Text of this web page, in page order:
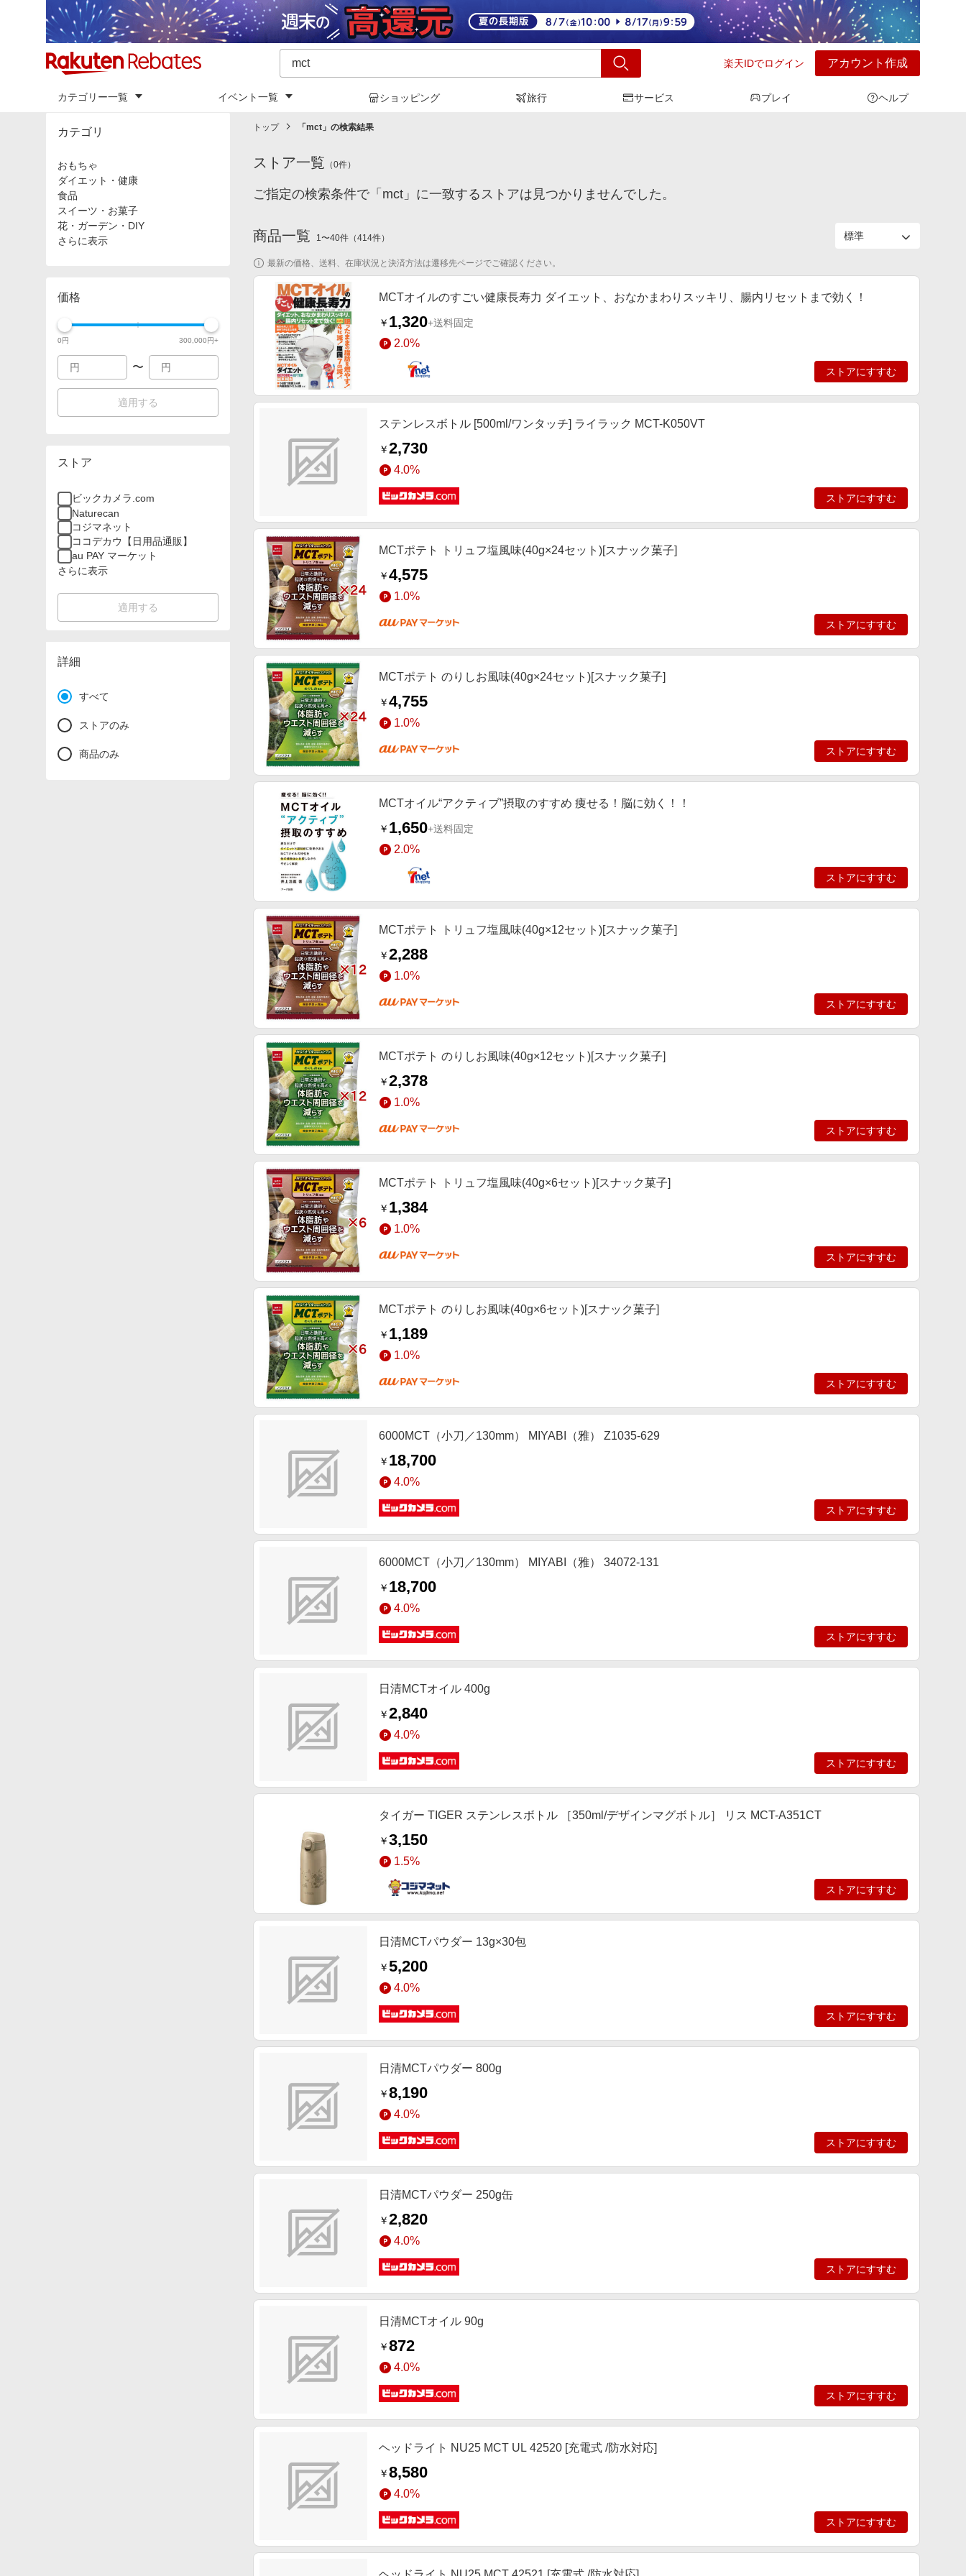
楽天IDでログイン アカウント作成
カテゴリー一覧 イベント一覧 ショッピング 旅行 サービス プレイ ヘルプ
カテゴリ
おもちゃ
ダイエット・健康
食品
スイーツ・お菓子
花・ガーデン・DIY
さらに表示
価格
0円 300,000円+
〜
適用する
ストア
ビックカメラ.com
Naturecan
コジマネット
ココデカウ【日用品通販】
au PAY マーケット
さらに表示
適用する
詳細
すべて
ストアのみ
商品のみ
トップ 「 mct 」の検索結果
ストア一覧 （0件）
ご指定の検索条件で「mct」に一致するストアは見つかりませんでした。
商品一覧 1〜40件 （414件）
最新の価格、送料、在庫状況と決済方法は遷移先ページでご確認ください。
MCTオイルのすごい健康長寿力 ダイエット、おなかまわりスッキリ、腸内リセットまで効く！
￥ 1,320+送料固定
2.0%
ストアにすすむ
ステンレスボトル [500ml/ワンタッチ] ライラック MCT-K050VT
￥2,730
4.0%
ストアにすすむ
MCTポテト トリュフ塩風味(40g×24セット)[スナック菓子]
￥4,575
1.0%
ストアにすすむ
MCTポテト のりしお風味(40g×24セット)[スナック菓子]
￥4,755
1.0%
ストアにすすむ
MCTオイル“アクティブ”摂取のすすめ 痩せる！脳に効く！！
￥ 1,650+送料固定
2.0%
ストアにすすむ
MCTポテト トリュフ塩風味(40g×12セット)[スナック菓子]
￥2,288
1.0%
ストアにすすむ
MCTポテト のりしお風味(40g×12セット)[スナック菓子]
￥2,378
1.0%
ストアにすすむ
MCTポテト トリュフ塩風味(40g×6セット)[スナック菓子]
￥ 1,384
1.0%
ストアにすすむ
MCTポテト のりしお風味(40g×6セット)[スナック菓子]
￥ 1,189
1.0%
ストアにすすむ
6000MCT（小刀／130mm） MIYABI（雅） Z1035-629
￥ 18,700
4.0%
ストアにすすむ
6000MCT（小刀／130mm） MIYABI（雅） 34072-131
￥ 18,700
4.0%
ストアにすすむ
日清MCTオイル 400g
￥2,840
4.0%
ストアにすすむ
タイガー TIGER ステンレスボトル ［350ml/デザインマグボトル］ リス MCT-A351CT
￥3,150
1.5%
ストアにすすむ
日清MCTパウダー 13g×30包
￥5,200
4.0%
ストアにすすむ
日清MCTパウダー 800g
￥8,190
4.0%
ストアにすすむ
日清MCTパウダー 250g缶
￥2,820
4.0%
ストアにすすむ
日清MCTオイル 90g
￥872
4.0%
ストアにすすむ
ヘッドライト NU25 MCT UL 42520 [充電式 /防水対応]
￥8,580
4.0%
ストアにすすむ